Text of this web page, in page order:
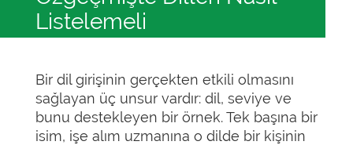
Listelemeli
Bir dil girişinin gerçekten etkili olmasını
sağlayan üç unsur vardır: dil, seviye ve
bunu destekleyen bir örnek. Tek başına bir
isim, işe alım uzmanına o dilde bir kişinin